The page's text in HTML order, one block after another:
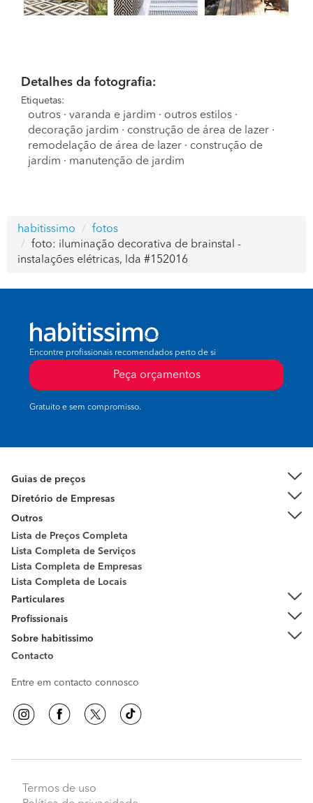
Detalhes da fotografia:
Etiquetas:
outros · varanda e jardim · outros estilos ·
decoração jardim · construção de área de lazer ·
remodelação de área de lazer · construção de
jardim · manutenção de jardim
habitissimo
fotos
foto: iluminação decorativa de brainstal -
instalações elétricas, lda #152016
Encontre profissionais recomendados perto de si
Peça orçamentos
Gratuito e sem compromisso.
Guias de preços
Diretório de Empresas
Outros
Lista de Preços Completa
Lista Completa de Serviços
Lista Completa de Empresas
Lista Completa de Locais
Particulares
Profissionais
Sobre habitissimo
Contacto
Entre em contacto connosco
Termos de uso